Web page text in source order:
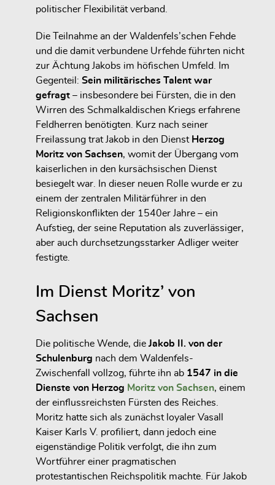
politischer Flexibilität verband.
Die Teilnahme an der Waldenfels’schen Fehde
und die damit verbundene Urfehde führten nicht
zur Ächtung Jakobs im höfischen Umfeld. Im
Gegenteil: Sein militärisches Talent war
gefragt – insbesondere bei Fürsten, die in den
Wirren des Schmalkaldischen Kriegs erfahrene
Feldherren benötigten. Kurz nach seiner
Freilassung trat Jakob in den Dienst Herzog
Moritz von Sachsen, womit der Übergang vom
kaiserlichen in den kursächsischen Dienst
besiegelt war. In dieser neuen Rolle wurde er zu
einem der zentralen Militärführer in den
Religionskonflikten der 1540er Jahre – ein
Aufstieg, der seine Reputation als zuverlässiger,
aber auch durchsetzungsstarker Adliger weiter
festigte.
Im Dienst Moritz’ von
Sachsen
Die politische Wende, dieJakob II. von der
Schulenburg nach dem Waldenfels-
Zwischenfall vollzog, führte ihn ab 1547 in die
Dienste von Herzog Moritz von Sachsen, einem
der einflussreichsten Fürsten des Reiches.
Moritz hatte sich als zunächst loyaler Vasall
Kaiser Karls V. profiliert, dann jedoch eine
eigenständige Politik verfolgt, die ihn zum
Wortführer einer pragmatischen
protestantischen Reichspolitik machte. Für Jakob